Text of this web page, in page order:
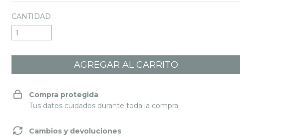
CANTIDAD
Compra protegida
Tus datos cuidados durante toda la compra.
Cambios y devoluciones